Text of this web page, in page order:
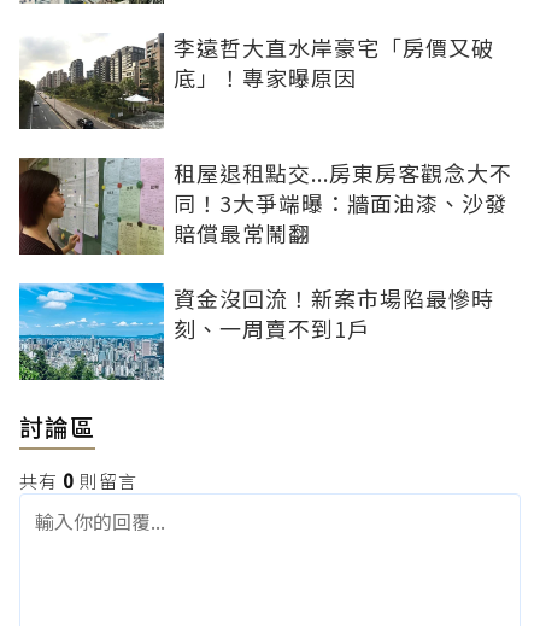
李遠哲大直水岸豪宅「房價又破
底」！專家曝原因
租屋退租點交...房東房客觀念大不
同！3大爭端曝：牆面油漆、沙發
賠償最常鬧翻
資金沒回流！新案市場陷最慘時
刻、一周賣不到1戶
討論區
共有 0 則留言